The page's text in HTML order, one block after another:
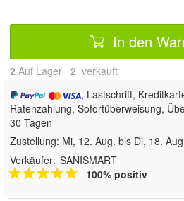
In den
2 Auf Lager 2 verkauft
, Lastschrift,
Ratenzahlung, Sofortüberweisung,
30 Tagen
Zustellung: Mi, 12. Aug. bis Di, 18.
Verkäufer: SANISMART
100% positiv